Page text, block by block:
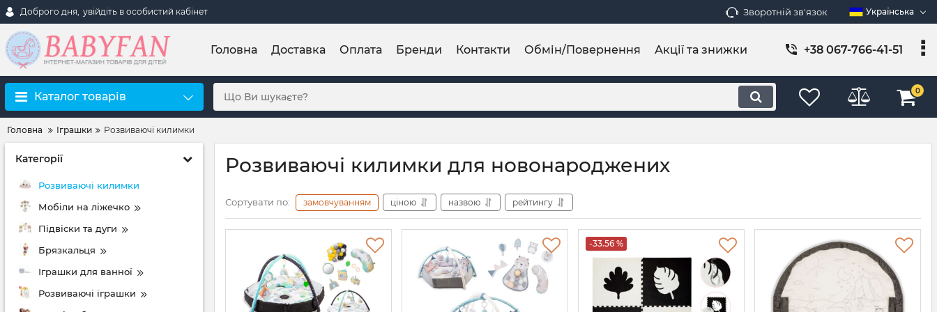
Доброго дня, увійдіть в особистий кабінет Зворотній зв'язок Українська
Головна Доставка Оплата Бренди Контакти Обмін/Повернення Акції та знижки +38 067-766-41-51
Каталог товарів 0
Головна Іграшки Розвиваючі килимки
Категорії
Розвиваючі килимки
Мобіли на ліжечко
Підвіски та дуги
Брязкальця
Іграшки для ванної
Розвиваючі іграшки
Розвиваючі килимки для новонароджених
Сортувати по: замовчуванням ціною назвою рейтингу
-33.56 %